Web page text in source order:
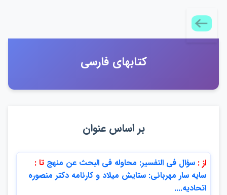
كتابهاي فارسي
بر اساس عنوان
از : سؤال في التفسير: محاوله في البحث عن منهج تا :
سايه سار مهرباني: ستايش ميلاد و كارنامه دكتر منصوره
اتحاديه....